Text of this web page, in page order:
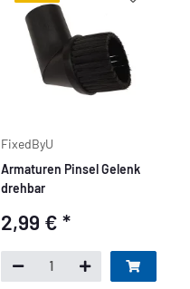
FixedByU
Armaturen Pinsel Gelenk
drehbar
2,99 € *